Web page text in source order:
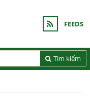
FEEDS
Tìm kiếm